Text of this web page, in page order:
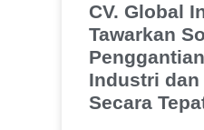
CV. Global
Tawarkan
Industri dan
Secara